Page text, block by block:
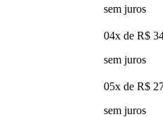
sem juros
04x de R$
sem juros
05x de R$
sem juros